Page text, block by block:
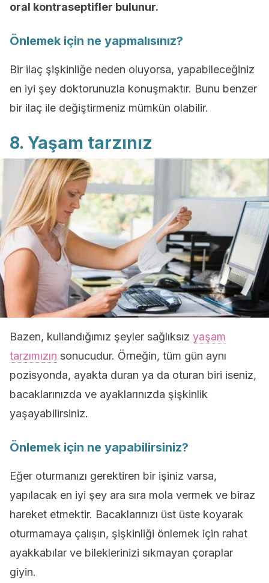
oral kontraseptifler bulunur.
Önlemek için ne yapmalısınız?
Bir ilaç şişkinliğe neden oluyorsa, yapabileceğiniz
en iyi şey doktorunuzla konuşmaktır. Bunu benzer
bir ilaç ile değiştirmeniz mümkün olabilir.
8. Yaşam tarzınız
Bazen, kullandığımız şeyler sağlıksız yaşam
tarzımızın sonucudur. Örneğin, tüm gün aynı
pozisyonda, ayakta duran ya da oturan biri iseniz,
bacaklarınızda ve ayaklarınızda şişkinlik
yaşayabilirsiniz.
Önlemek için ne yapabilirsiniz?
Eğer oturmanızı gerektiren bir işiniz varsa,
yapılacak en iyi şey ara sıra mola vermek ve biraz
hareket etmektir. Bacaklarınızı üst üste koyarak
oturmamaya çalışın, şişkinliği önlemek için rahat
ayakkabılar ve bileklerinizi sıkmayan çoraplar
giyin.